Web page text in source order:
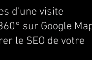
d'une visite
sur Google